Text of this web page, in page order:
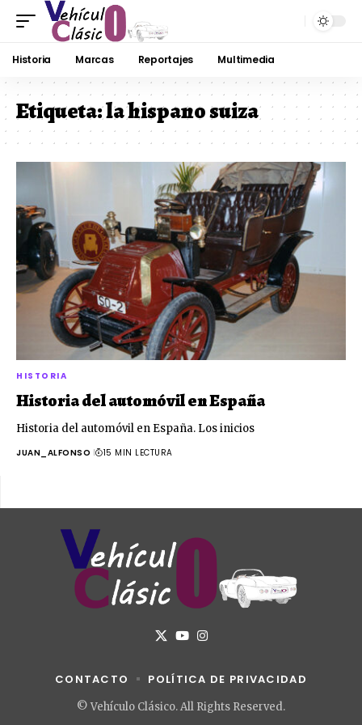
Historia Marcas Reportajes Multimedia
Etiqueta:la hispano suiza
HISTORIA
Historia del automóvil en España
Historia del automóvil en España. Los inicios
JUAN_ALFONSO 15 MIN LECTURA
© Vehículo Clásico. All Rights Reserved.
CONTACTO POLÍTICA DE PRIVACIDAD